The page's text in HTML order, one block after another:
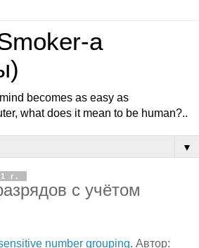
а
becomes as easy as
what does it mean to be human?..
▼
г.
с учётом
number grouping. Автор: